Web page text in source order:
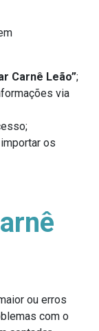
Carnê Leão”;
via
os
ou erros
com o